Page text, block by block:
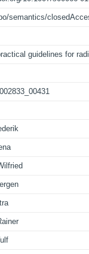
semantics/
guidelines for